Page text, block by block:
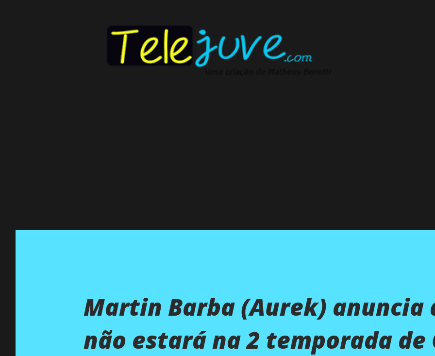
Martin Barba (Aurek) anuncia
não estará na 2 temporada de